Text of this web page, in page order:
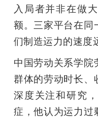
入局者并非在做
额。三家平台在同
们制造运力的速度
中国劳动关系学院
群体的劳动时长、
深度关注和研究
症，他认为运力过